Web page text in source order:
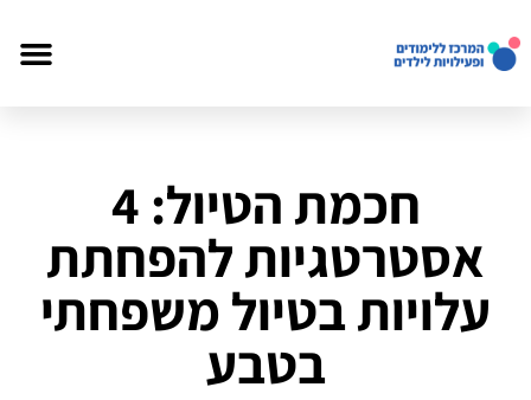
חכמת הטיול: 4
אסטרטגיות להפחתת
עלויות בטיול משפחתי
בטבע